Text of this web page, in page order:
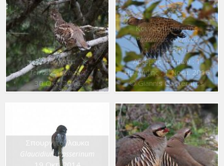
Δασόκοτα
Tetrastes bonasia
30 Οκτ. 2016
Κοινός Φασιανός
Phasianus colchicus
1 Νοεμ. 2016
Αριθμός ατόμων : 1
Ημ. λήψης : 1 Νοεμ. 2016
© Giannis Gasteratos
Σπουργιτόγλαυκα
Glaucidium passerinum